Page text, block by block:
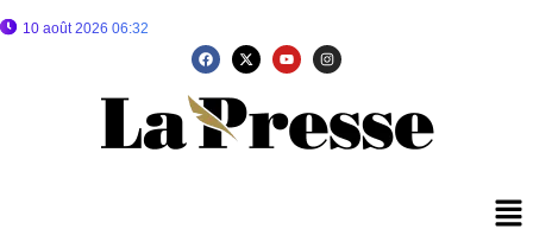
10 août 2026 06:32